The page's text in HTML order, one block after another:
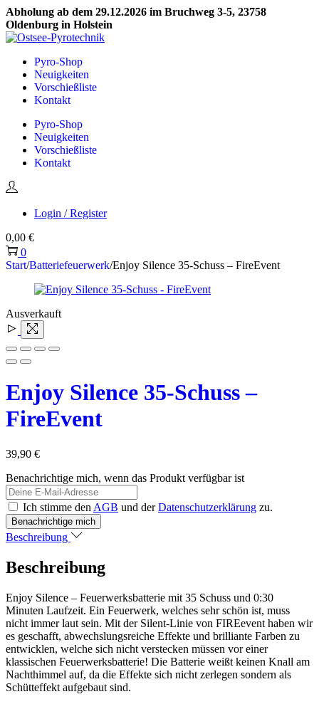
Abholung ab dem 29.12.2026 im Bruchweg 3-5, 23758
Oldenburg in Holstein
Skip
navigation
Skip
contentPyro-Shop
Neuigkeiten
Vorschießliste
Kontakt
Pyro-Shop
Neuigkeiten
Vorschießliste
Kontakt
Login / Register
0,00 €
0
Start/Batteriefeuerwerk/Enjoy Silence 35-Schuss – FireEvent
Ausverkauft
Enjoy Silence 35-Schuss –
FireEvent
39,90 €
Benachrichtige mich, wenn das Produkt verfügbar ist
Ich stimme den AGB und derDatenschutzerklärung zu.
Beschreibung
Beschreibung
Enjoy Silence – Feuerwerksbatterie mit 35 Schuss und 0:30
Minuten Laufzeit. Ein Feuerwerk, welches sehr schön ist, muss
nicht immer laut sein. Mit der Silent-Linie von FIREevent haben wir
es geschafft, abwechslungsreiche Effekte und brilliante Farben zu
entwicklen, welche sich nicht verstecken müssen vor einer
klassischen Feuerwerksbatterie! Die Batterie weißt keinen Knall am
Nachthimmel auf, da die Effekte sich nicht zerlegen sondern als
Schütteffekt aufgebaut sind.